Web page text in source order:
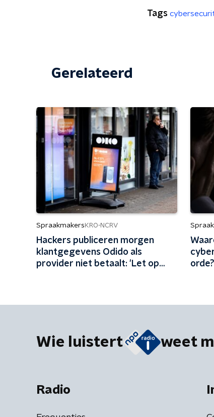
Tags
Gerelateerd
Spraakmakers KRO-NCRV
Hackers publiceren morgen
klantgegevens Odido als
provider niet betaalt: 'Let op
Wie luistert weet
Radio